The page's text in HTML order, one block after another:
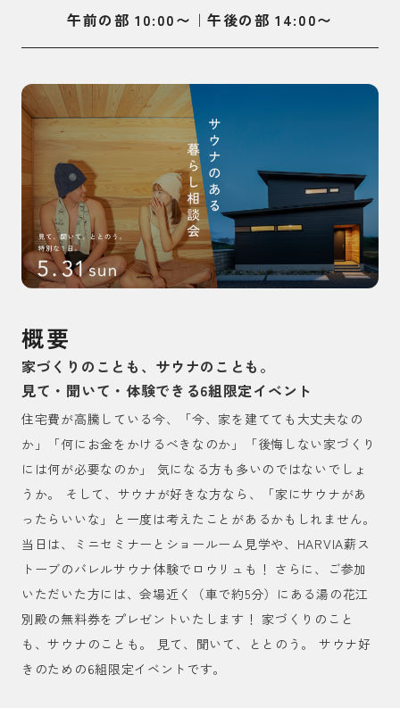
午前の部 10:00〜｜午後の部 14:00〜
概要
家づくりのことも、サウナのことも。
見て・聞いて・体験できる6組限定イベント
住宅費が高騰している今、「今、家を建てても大丈夫なの
か」「何にお金をかけるべきなのか」「後悔しない家づくり
には何が必要なのか」 気になる方も多いのではないでしょ
うか。 そして、サウナが好きな方なら、「家にサウナがあ
ったらいいな」と一度は考えたことがあるかもしれません。
当日は、ミニセミナーとショールーム見学や、HARVIA薪ス
トーブのバレルサウナ体験でロウリュも！ さらに、ご参加
いただいた方には、会場近く（車で約5分）にある湯の花江
別殿の無料券をプレゼントいたします！ 家づくりのこと
も、サウナのことも。 見て、聞いて、ととのう。 サウナ好
きのための6組限定イベントです。